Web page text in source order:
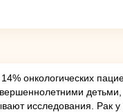
онкологических
детьми,
исследования. Рак у